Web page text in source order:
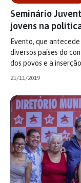
Seminário
jovens na
Evento, que
diversos países do
dos povos e a
21/11/2019